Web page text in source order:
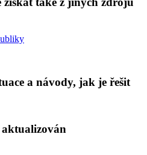
a návody, jak je řešit